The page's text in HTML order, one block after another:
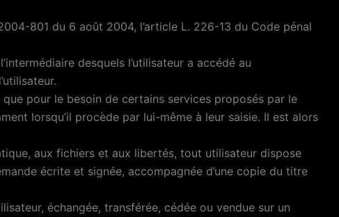
801 du 6 août 2004, l’article L. 226-13 du Code pénal
desquels l’utilisateur a accédé au
pour le besoin de certains services proposés par le
lorsqu’il procède par lui-même à leur saisie. Il est alors
aux fichiers et aux libertés, tout utilisateur dispose
écrite et signée, accompagnée d’une copie du titre
échangée, transférée, cédée ou vendue sur un